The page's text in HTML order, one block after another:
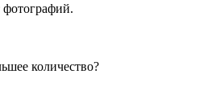
фотографий.
количество?